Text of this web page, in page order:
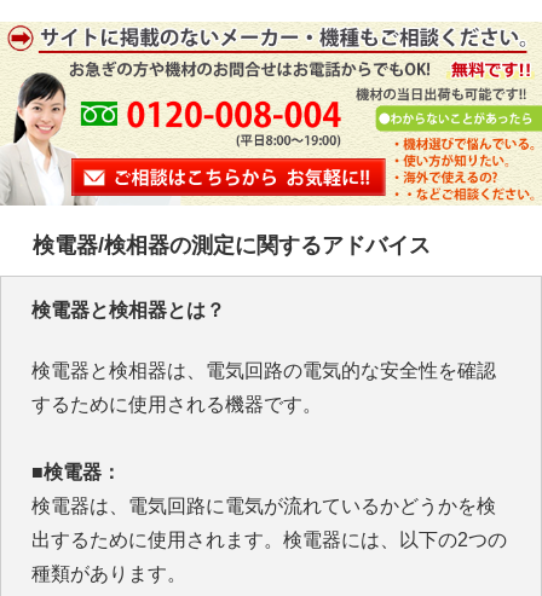
検電器/検相器の測定に関するアドバイス
検電器と検相器とは？
検電器と検相器は、電気回路の電気的な安全性を確認
するために使用される機器です。
■検電器：
検電器は、電気回路に電気が流れているかどうかを検
出するために使用されます。検電器には、以下の2つの
種類があります。